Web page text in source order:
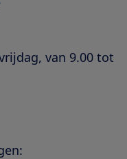
van 9.00 tot